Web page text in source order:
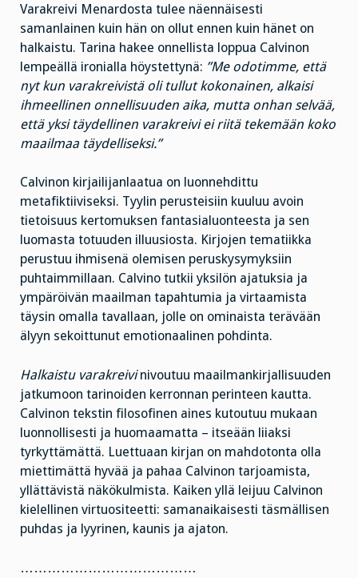
Varakreivi Menardosta tulee näennäisesti
samanlainen kuin hän on ollut ennen kuin hänet on
halkaistu. Tarina hakee onnellista loppua Calvinon
lempeällä ironialla höystettynä: ”Me odotimme, että
nyt kun varakreivistä oli tullut kokonainen, alkaisi
ihmeellinen onnellisuuden aika, mutta onhan selvää,
että yksi täydellinen varakreivi ei riitä tekemään koko
maailmaa täydelliseksi.”
Calvinon kirjailijanlaatua on luonnehdittu
metafiktiiviseksi. Tyylin perusteisiin kuuluu avoin
tietoisuus kertomuksen fantasialuonteesta ja sen
luomasta totuuden illuusiosta. Kirjojen tematiikka
perustuu ihmisenä olemisen peruskysymyksiin
puhtaimmillaan. Calvino tutkii yksilön ajatuksia ja
ympäröivän maailman tapahtumia ja virtaamista
täysin omalla tavallaan, jolle on ominaista terävään
älyyn sekoittunut emotionaalinen pohdinta.
Halkaistu varakreivinivoutuu maailmankirjallisuuden
jatkumoon tarinoiden kerronnan perinteen kautta.
Calvinon tekstin filosofinen aines kutoutuu mukaan
luonnollisesti ja huomaamatta – itseään liiaksi
tyrkyttämättä. Luettuaan kirjan on mahdotonta olla
miettimättä hyvää ja pahaa Calvinon tarjoamista,
yllättävistä näkökulmista. Kaiken yllä leijuu Calvinon
kielellinen virtuositeetti: samanaikaisesti täsmällisen
puhdas ja lyyrinen, kaunis ja ajaton.
…………………………………